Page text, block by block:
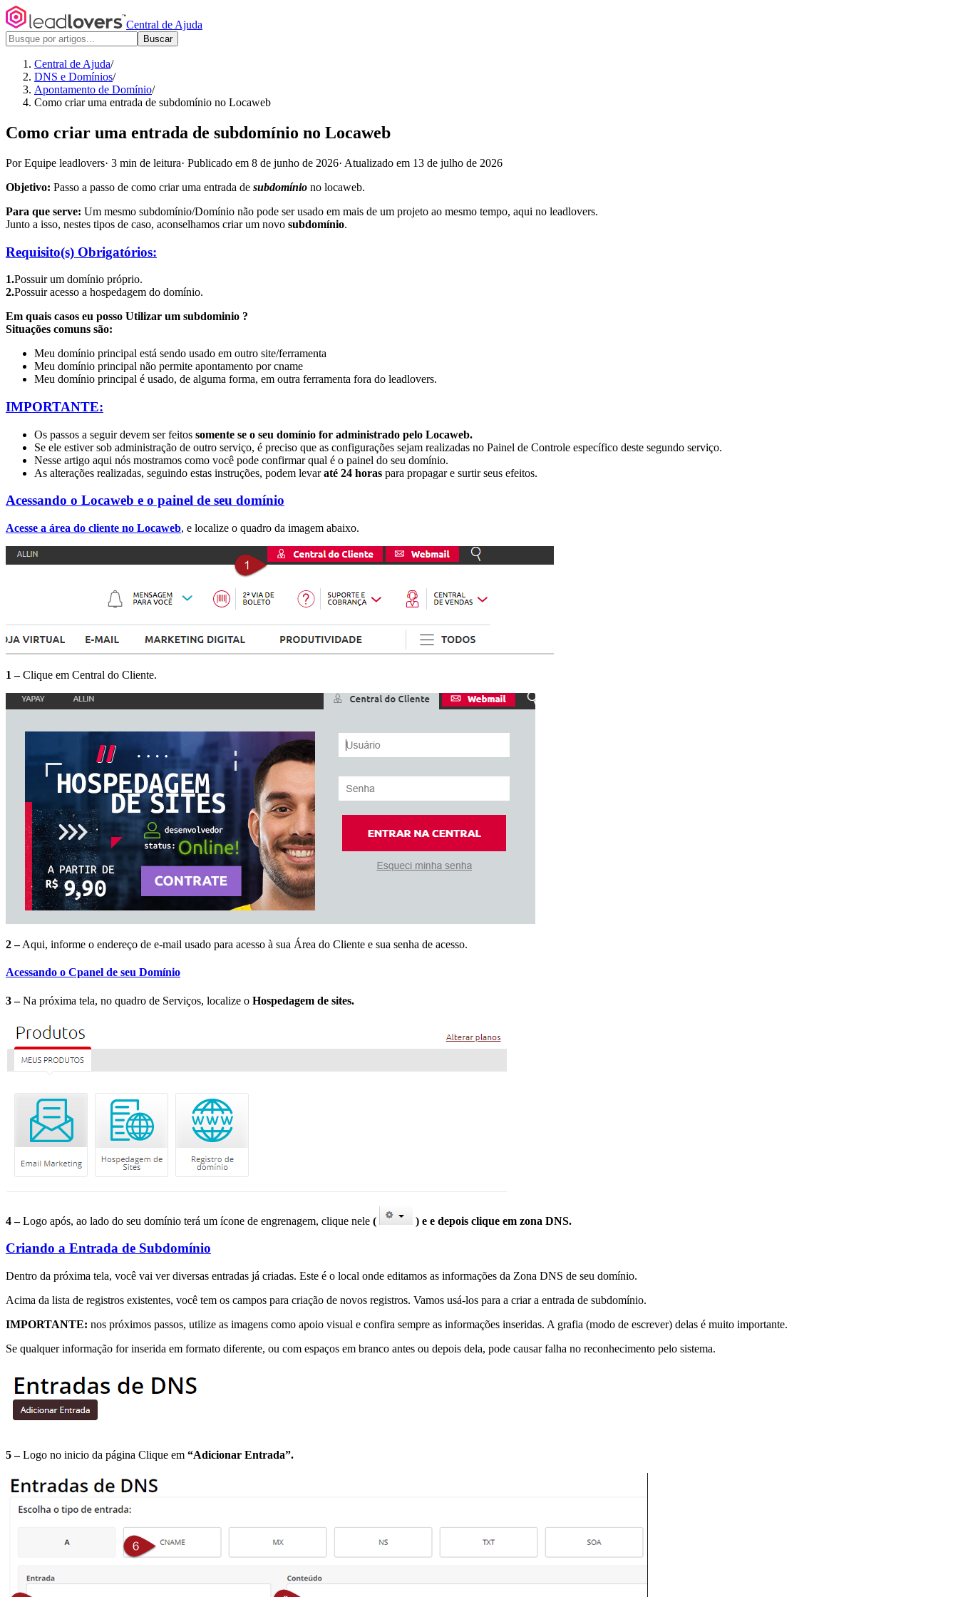
Central de Ajuda
Buscar
Central de Ajuda/
DNS e Domínios/
Apontamento de Domínio/
Como criar uma entrada de subdomínio no Locaweb
Como criar uma entrada de subdomínio no Locaweb
Por Equipe leadlovers· 3 min de leitura· Publicado em 8 de junho de 2026· Atualizado em 13 de julho de 2026
Objetivo: Passo a passo de como criar uma entrada de subdomínio no locaweb.
Para que serve: Um mesmo subdomínio/Domínio não pode ser usado em mais de um projeto ao mesmo tempo, aqui no leadlovers.
Junto a isso, nestes tipos de caso, aconselhamos criar um novo subdomínio.
Requisito(s) Obrigatórios:
1.Possuir um domínio próprio.
2.Possuir acesso a hospedagem do domínio.
Em quais casos eu posso Utilizar um subdominio ?
Situações comuns são:
Meu domínio principal está sendo usado em outro site/ferramenta
Meu domínio principal não permite apontamento por cname
Meu domínio principal é usado, de alguma forma, em outra ferramenta fora do leadlovers.
IMPORTANTE:
Os passos a seguir devem ser feitos somente se o seu domínio for administrado pelo Locaweb.
Se ele estiver sob administração de outro serviço, é preciso que as configurações sejam realizadas no Painel de Controle específico deste segundo serviço.
Nesse artigo aqui nós mostramos como você pode confirmar qual é o painel do seu domínio.
As alterações realizadas, seguindo estas instruções, podem levaraté 24 horas para propagar e surtir seus efeitos.
Acessando o Locaweb e o painel de seu domínio
Acesse a área do cliente no Locaweb, e localize o quadro da imagem abaixo.
1 –Clique em Central do Cliente.
2 –Aqui, informe o endereço de e-mail usado para acesso à sua Área do Cliente e sua senha de acesso.
Acessando o Cpanel de seu Domínio
3 –Na próxima tela, no quadro de Serviços, localize o Hospedagem de sites.
4 –Logo após, ao lado do seu domínio terá um ícone de engrenagem, clique nele ( ) e e depois clique em zona DNS.
Criando a Entrada de Subdomínio
Dentro da próxima tela, você vai ver diversas entradas já criadas. Este é o local onde editamos as informações da Zona DNS de seu domínio.
Acima da lista de registros existentes, você tem os campos para criação de novos registros. Vamos usá-los para a criar a entrada de subdomínio.
IMPORTANTE: nos próximos passos, utilize as imagens como apoio visual e confira sempre as informações inseridas. A grafia (modo de escrever) delas é muito importante.
Se qualquer informação for inserida em formato diferente, ou com espaços em branco antes ou depois dela, pode causar falha no reconhecimento pelo sistema.
5 –Logo no inicio da página Clique em “Adicionar Entrada”.